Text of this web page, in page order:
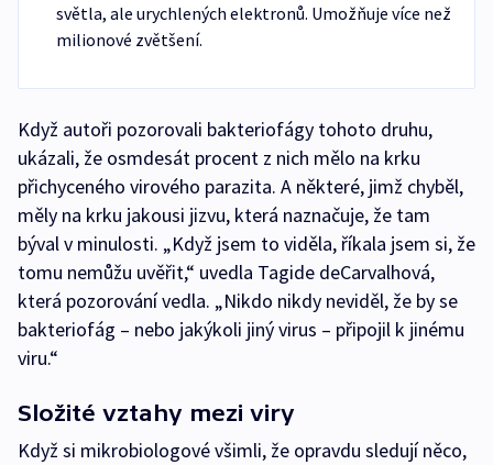
světla, ale urychlených elektronů. Umožňuje více než
milionové zvětšení.
Když autoři pozorovali bakteriofágy tohoto druhu,
ukázali, že osmdesát procent z nich mělo na krku
přichyceného virového parazita. A některé, jimž chyběl,
měly na krku jakousi jizvu, která naznačuje, že tam
býval v minulosti. „Když jsem to viděla, říkala jsem si, že
tomu nemůžu uvěřit,“ uvedla Tagide deCarvalhová,
která pozorování vedla. „Nikdo nikdy neviděl, že by se
bakteriofág – nebo jakýkoli jiný virus – připojil k jinému
viru.“
Složité vztahy mezi viry
Když si mikrobiologové všimli, že opravdu sledují něco,